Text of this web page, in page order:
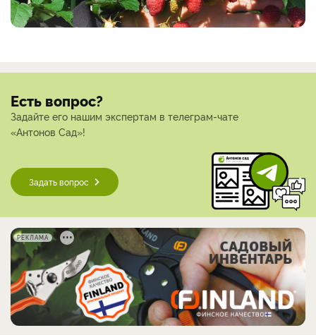
Есть вопрос?
Задайте его нашим экспертам в телеграм-чате
«Антонов Сад»!
Задать вопрос
РЕКЛАМА